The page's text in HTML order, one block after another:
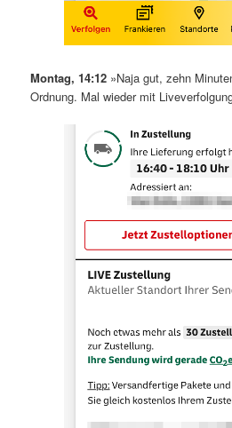
Montag, 14:12 »Naja gut, zehn
Ordnung. Mal wieder mit